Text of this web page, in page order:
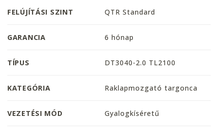
FELÚJÍTÁSI SZINT QTR Standard
GARANCIA 6 hónap
TÍPUS DT3040-2.0 TL2100
KATEGÓRIA Raklapmozgató targonca
VEZETÉSI MÓD Gyalogkíséretű